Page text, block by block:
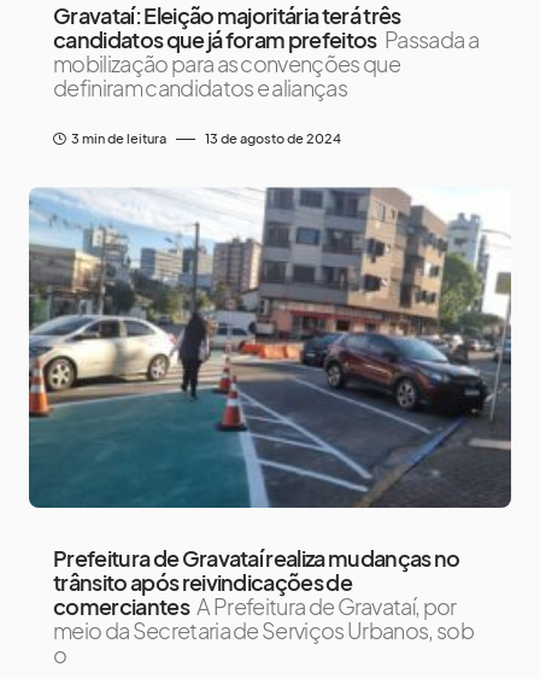
Gravataí: Eleição majoritária terá três
candidatos que já foram prefeitos Passada a
mobilização para as convenções que
definiram candidatos e alianças
3 min de leitura 13 de agosto de 2024
Prefeitura de Gravataí realiza mudanças no
trânsito após reivindicações de
comerciantes A Prefeitura de Gravataí, por
meio da Secretaria de Serviços Urbanos, sob
o